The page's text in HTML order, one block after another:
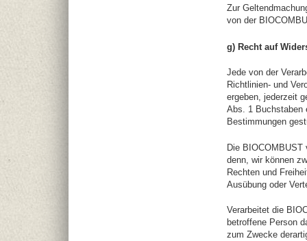
Zur
von der
g) Recht auf
Jede von der
Richtlinien- und
ergeben, jederzeit
Abs. 1 Buchstaben
Bestimmungen
Die BIOCOMBUST
denn, wir können
Rechten und
Ausübung oder
Verarbeitet die
betroffene Person
zum Zwecke